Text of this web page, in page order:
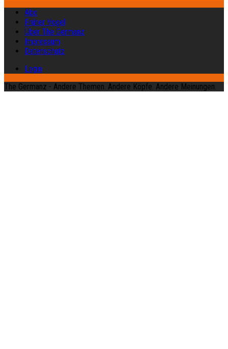
Abo
Früher Vogel
Über The Germanz
Impressum
Datenschutz
Login
The Germanz - Andere Themen. Andere Köpfe. Andere Meinungen.